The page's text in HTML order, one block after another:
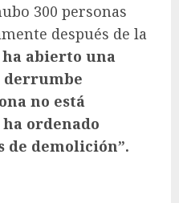
300 personas
después de la
abierto una
derrumbe
no está
ordenado
de demolición”.